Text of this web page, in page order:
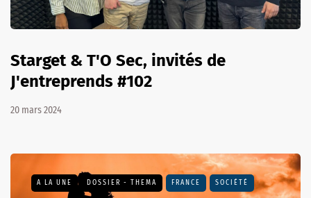
Starget & T'O Sec, invités de
J'entreprends #102
20 mars 2024
A LA UNE DOSSIER - THEMA FRANCE SOCIÉTÉ